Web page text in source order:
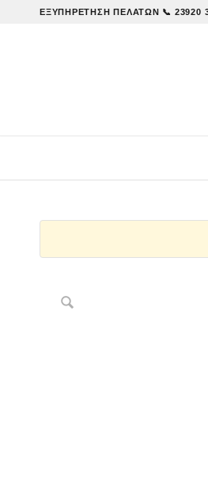
ΕΞΥΠΗΡΈΤΗΣΗ ΠΕΛΑΤΏΝ 📞 23920